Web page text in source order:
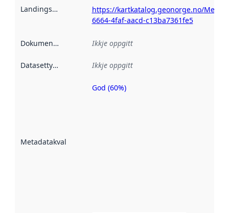
Landingsside
https://kartkatalog.geonorge.no/
6664-4faf-aacd-c13ba7361fe5
Dokumentasjon Ikkje oppgitt
Datasettype Ikkje oppgitt
Metadatakvalitet
Metadatakvalitet
God (60%)